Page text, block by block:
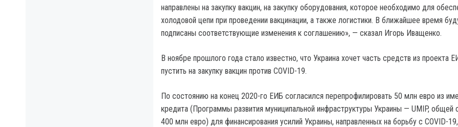
направлены на закупку вакцин, на закупку оборудования, которое необходимо для
холодовой цепи при проведении вакцинации, а также логистики. В ближайшее время
подписаны соответствующие изменения к соглашению», — сказал Игорь Иващенко.
В ноябре прошлого года стало известно, что Украина хочет часть средств из проекта
пустить на закупку вакцин против COVID-19.
По состоянию на конец 2020-го ЕИБ согласился перепрофилировать 50 млн евро из
кредита (Программы развития муниципальной инфраструктуры Украины — UMIP, общей
400 млн евро) для финансирования усилий Украины, направленных на борьбу с COVID-